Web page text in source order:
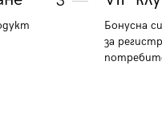
Бонусна
за